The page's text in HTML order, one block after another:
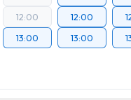
12:00
13:00
12:00
13:00